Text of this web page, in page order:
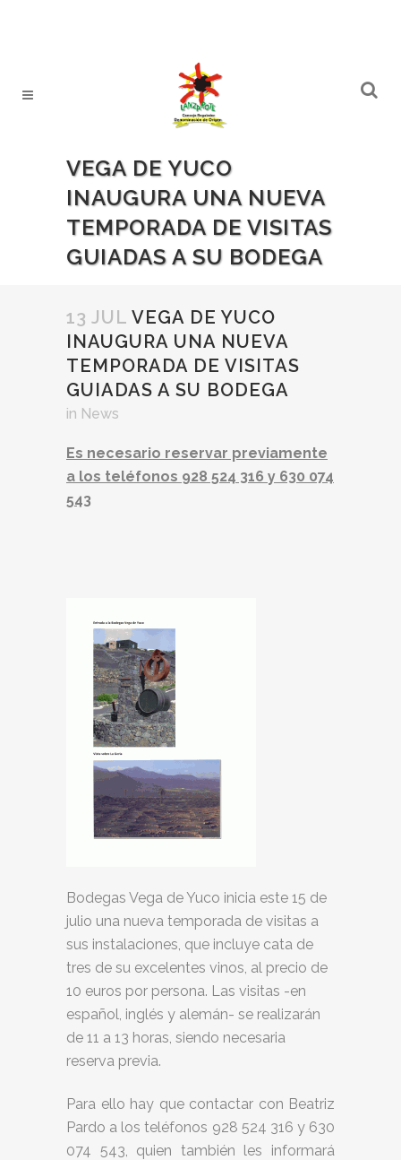
VEGA DE YUCO
INAUGURA UNA NUEVA
TEMPORADA DE VISITAS
GUIADAS A SU BODEGA
13 JUL VEGA DE YUCO
INAUGURA UNA NUEVA
TEMPORADA DE VISITAS
GUIADAS A SU BODEGA
in News
Es necesario reservar previamente
a los teléfonos 928 524 316 y 630 074
543
Bodegas Vega de Yuco inicia este 15 de
julio una nueva temporada de visitas a
sus instalaciones, que incluye cata de
tres de su excelentes vinos, al precio de
10 euros por persona. Las visitas -en
español, inglés y alemán- se realizarán
de 11 a 13 horas, siendo necesaria
reserva previa.
Para ello hay que contactar con Beatriz
Pardo a los teléfonos 928 524 316 y 630
074 543, quien también les informará